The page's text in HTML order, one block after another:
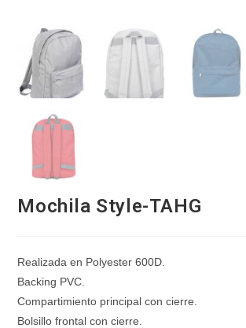
Mochila Style-TAHG
Realizada en Polyester 600D.
Backing PVC.
Compartimiento principal con cierre.
Bolsillo frontal con cierre.